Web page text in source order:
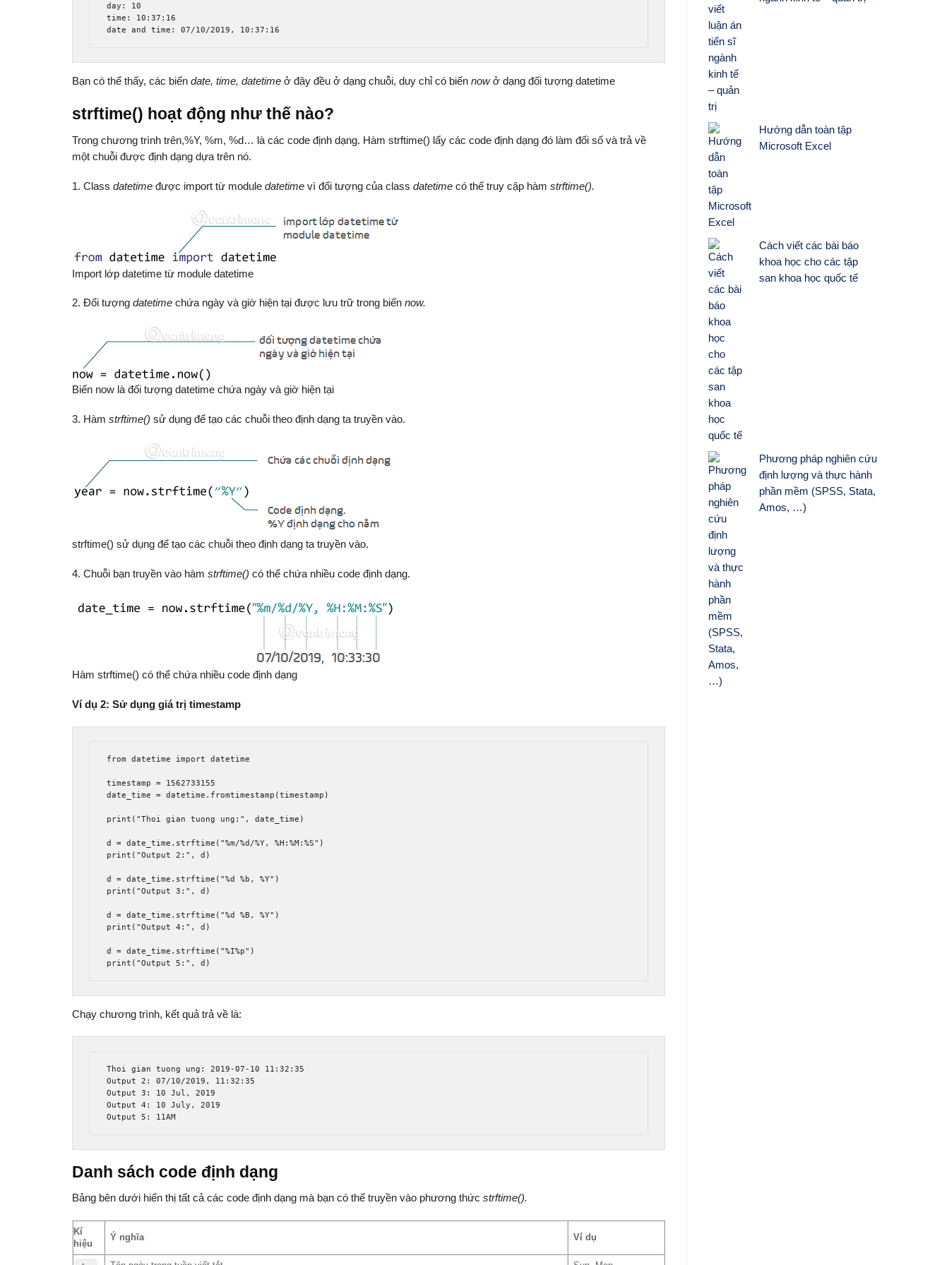
day: 10
time: 10:37:16
date and time: 07/10/2019, 10:37:16
Bạn có thể thấy, các biến date, time, datetime ở đây đều ở dạng chuỗi, duy chỉ có biến nowở dạng đối tượng datetime
strftime() hoạt động như thế nào?
Trong chương trình trên,%Y, %m, %d… là các code định dạng. Hàm strftime() lấy các code định dạng đó làm đối số và trả về
một chuỗi được định dạng dựa trên nó.
1. Class datetime được import từ module datetime vì đối tượng của class datetime có thể truy cập hàm strftime().
Import lớp datetime từ module datetime
2. Đối tượng datetime chứa ngày và giờ hiện tại được lưu trữ trong biến now.
Biến now là đối tượng datetime chứa ngày và giờ hiện tại
3. Hàm strftime() sử dụng để tạo các chuỗi theo định dạng ta truyền vào.
strftime() sử dụng để tạo các chuỗi theo định dạng ta truyền vào.
4. Chuỗi bạn truyền vào hàm strftime() có thể chứa nhiều code định dạng.
Hàm strftime() có thể chứa nhiều code định dạng
Ví dụ 2: Sử dụng giá trị timestamp
from datetime import datetime
timestamp = 1562733155
date_time = datetime.fromtimestamp(timestamp)
print("Thoi gian tuong ung:", date_time)
d = date_time.strftime("%m/%d/%Y, %H:%M:%S")
print("Output 2:", d)
d = date_time.strftime("%d %b, %Y")
print("Output 3:", d)
d = date_time.strftime("%d %B, %Y")
print("Output 4:", d)
d = date_time.strftime("%I%p")
print("Output 5:", d)
Chạy chương trình, kết quả trả về là:
Thoi gian tuong ung: 2019-07-10 11:32:35
Output 2: 07/10/2019, 11:32:35
Output 3: 10 Jul, 2019
Output 4: 10 July, 2019
Output 5: 11AM
Danh sách code định dạng
Bảng bên dưới hiển thị tất cả các code định dạng mà bạn có thể truyền vào phương thức strftime().
Kí
hiệu
Ý nghĩa Ví dụ
Hướng dẫn toàn tập
Microsoft Excel
Cách viết các bài báo
khoa học cho các tập
san khoa học quốc tế
Phương pháp nghiên cứu
định lượng và thực hành
phần mềm (SPSS, Stata,
Amos, …)